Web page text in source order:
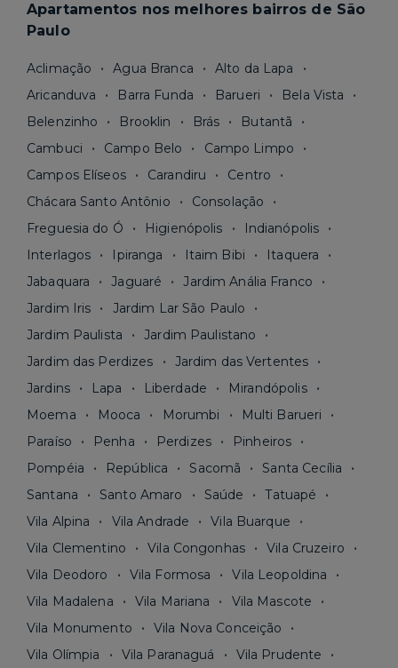
Apartamentos nos melhores bairros de São
Paulo
Aclimação Agua Branca
Alto da Lapa
Aricanduva
Barra Funda Barueri
Bela Vista
Belenzinho
Brooklin Brás
Butantã
Cambuci
Campo Belo
Campo Limpo
Campos Elíseos
Carandiru
Centro
Chácara Santo Antônio
Consolação
Freguesia do Ó
Higienópolis
Indianópolis
Interlagos
Ipiranga Itaim Bibi
Itaquera
Jabaquara
Jaguaré
Jardim Anália Franco
Jardim Iris
Jardim Lar São Paulo
Jardim Paulista
Jardim Paulistano
Jardim das Perdizes
Jardim das Vertentes
Jardins
Lapa Liberdade
Mirandópolis
Moema
Mooca Morumbi
Multi Barueri
Paraíso
Penha Perdizes
Pinheiros
Pompéia
República Sacomã
Santa Cecília
Santana
Santo Amaro Saúde
Tatuapé
Vila Alpina
Vila Andrade
Vila Buarque
Vila Clementino
Vila Congonhas
Vila Cruzeiro
Vila Deodoro
Vila Formosa
Vila Leopoldina
Vila Madalena
Vila Mariana
Vila Mascote
Vila Monumento
Vila Nova Conceição
Vila Olímpia
Vila Paranaguá
Vila Prudente